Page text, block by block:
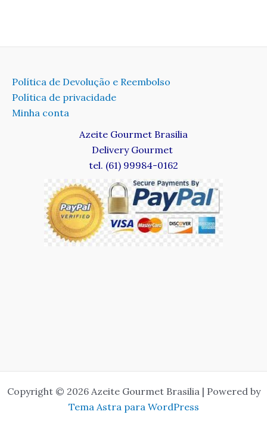
Política de Devolução e Reembolso
Política de privacidade
Minha conta
Azeite Gourmet Brasilia
Delivery Gourmet
tel. (61) 99984-0162
Copyright © 2026 Azeite Gourmet Brasilia | Powered by
Tema Astra para WordPress